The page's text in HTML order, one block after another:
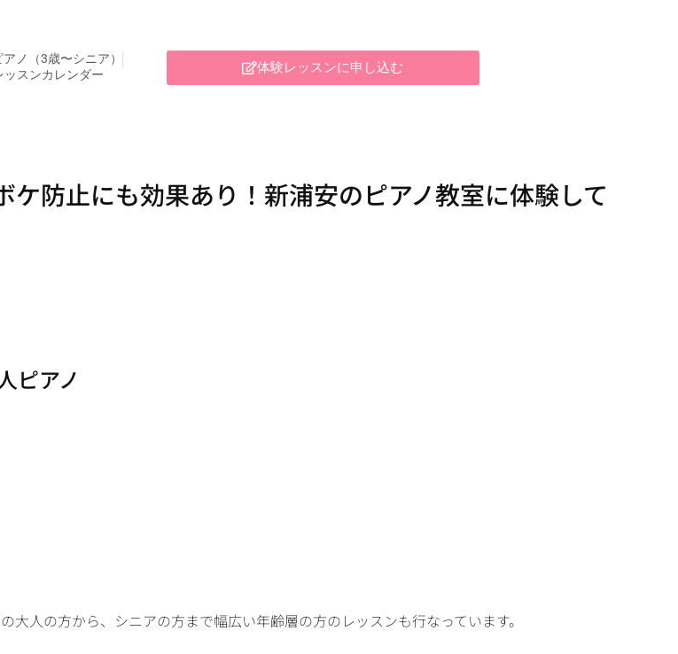
アノ（3歳〜シニア）
ッスンカレンダー 体験レッスンに申し込む
防止にも効果あり！新浦安のピアノ教室に体験して
ピアノ
人の方から、シニアの方まで幅広い年齢層の方のレッスンも行なっています。